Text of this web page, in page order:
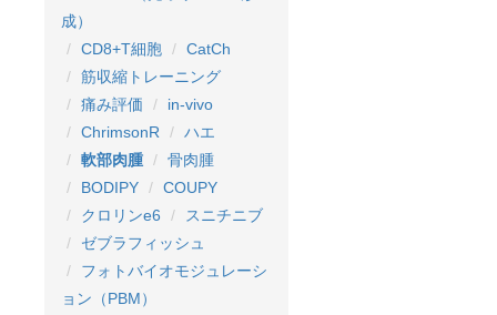
成）
CD8+T細胞
CatCh
筋収縮トレーニング
痛み評価
in-vivo
ChrimsonR
ハエ
軟部肉腫
骨肉腫
BODIPY
COUPY
クロリンe6
スニチニブ
ゼブラフィッシュ
フォトバイオモジュレーシ
ョン（PBM）